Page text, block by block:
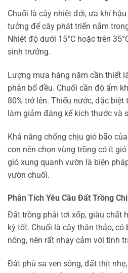
Chuối là cây nhiệt đới, ưa khí
tưởng để cây phát triển nằm
Nhiệt độ dưới 15°C hoặc trên
sinh trưởng.
Lượng mưa hàng năm cần thiết
phân bố đều. Chuối cần độ ẩm
80% trở lên. Thiếu nước, đặc
làm giảm đáng kể kích thước và
Khả năng chống chịu gió bão
con nên chọn vùng trồng có ít
gió xung quanh vườn là biện
vườn chuối.
Phân Tích Yêu Cầu Đất Trồng
Đất trồng phải tơi xốp, giàu chất
kỳ tốt. Chuối là cây thân thảo, có
nông, nên rất nhạy cảm với tình
Đất phù sa ven sông, đất thịt